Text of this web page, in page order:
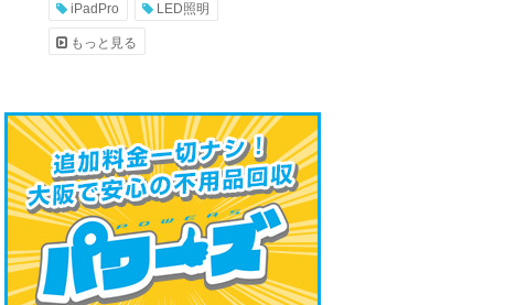
iPadPro LED照明
もっと見る